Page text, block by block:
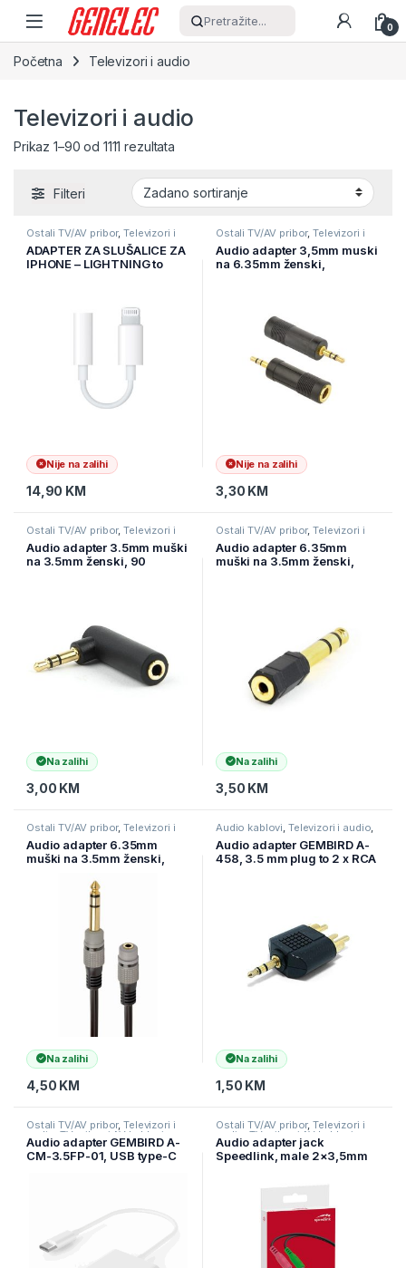
Skip to navigation
Skip to content
Pretražite... 0
Početna Televizori i audio
Televizori i audio
Prikaz 1–90 od 1111 rezultata
Filteri
Ostali TV/AV pribor,Televizori i
TV pribor i AV kablovi
ADAPTER ZA SLUŠALICE ZA
IPHONE – LIGHTNING to
Nije na zalihi
14,90 KM
Ostali TV/AV pribor,Televizori i
TV pribor i AV kablovi
Audio adapter 3,5mm muski
na 6.35mm ženski,
Nije na zalihi
3,30 KM
Ostali TV/AV pribor,Televizori i
Audio adapter 3.5mm muški
na 3.5mm ženski, 90
Na zalihi
3,00 KM
Ostali TV/AV pribor,Televizori i
Audio adapter 6.35mm
muški na 3.5mm ženski,
Na zalihi
3,50 KM
Ostali TV/AV pribor,Televizori i
Audio adapter 6.35mm
muški na 3.5mm ženski,
63M35F-0.2M
Na zalihi
4,50 KM
Audio kablovi, Televizori i audio,
Audio adapter GEMBIRD A-
458, 3.5 mm plug to 2 x RCA
Na zalihi
1,50 KM
Ostali TV/AV pribor,Televizori i
audio ,TV pribor i AV kablovi
Audio adapter GEMBIRD A-
CM-3.5FP-01, USB type-C
Ostali TV/AV pribor,Televizori i
audio ,TV pribor i AV kablovi
Audio adapter jack
Speedlink, male 2×3,5mm
pin, black audio adapter za
slušalice SL-170305-BK